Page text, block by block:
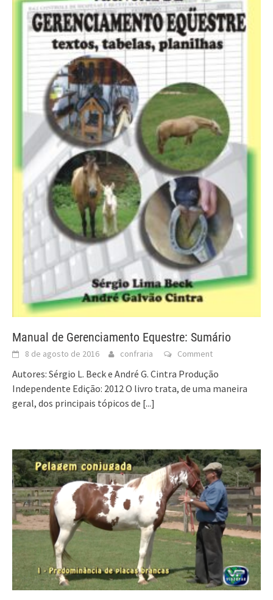
Manual de Gerenciamento Equestre: Sumário
8 de agosto de 2016 confraria Comment
Autores: Sérgio L. Beck e André G. Cintra Produção
Independente Edição: 2012 O livro trata, de uma maneira
geral, dos principais tópicos de [...]